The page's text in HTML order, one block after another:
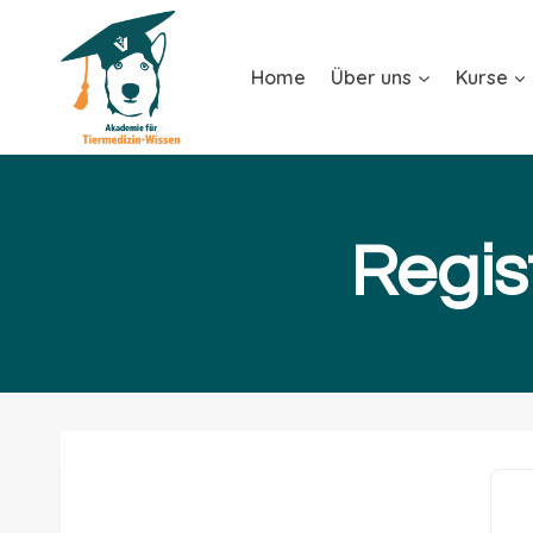
Home Über uns Kurse